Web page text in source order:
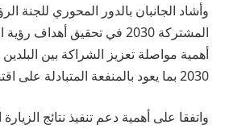
وأشاد الجانبان بالدور المحوري للجنة
أهمية مواصلة تعزيز الشراكة بين
2030 بما يعود بالمنفعة المتبادلة على اقتصادي البلدين.
واتفقا على أهمية دعم تنفيذ نتائج